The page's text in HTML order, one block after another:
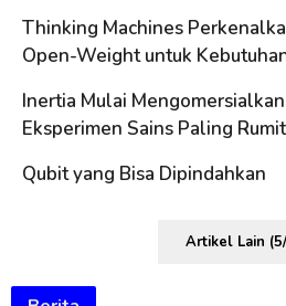
Thinking Machines
Open-Weight untuk
Inertia Mulai
Eksperimen Sains Paling
Qubit yang Bisa Dipindahkan
Artikel Lain